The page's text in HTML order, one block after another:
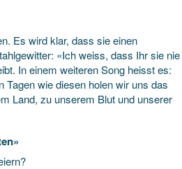
Es wird klar, dass sie einen
«Ich weiss, dass Ihr sie nie
In einem weiteren Song heisst es:
wie diesen holen wir uns das
Land, zu unserem Blut und unserer